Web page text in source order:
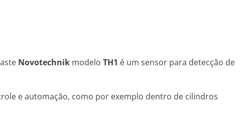
Novotechnik modelo TH1 é um sensor para detecção de
e automação, como por exemplo dentro de cilindros